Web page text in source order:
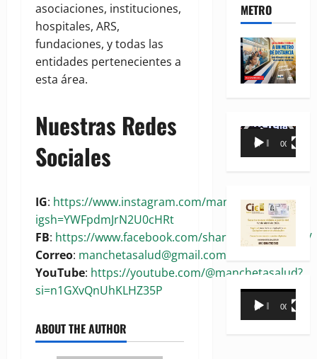
asociaciones, instituciones,
hospitales, ARS,
fundaciones, y todas las
entidades pertenecientes a
esta área.
Nuestras Redes
Sociales
IG: https://www.instagram.com/manchetasalud?
igsh=YWFpdmJrN2U0cHRt
FB: https://www.facebook.com/share/1BoaKRywuG/
Correo: manchetasalud@gmail.com
YouTube: https://youtube.com/@manchetasalud?
si=n1GXvQnUhKLHZ35P
ABOUT THE AUTHOR
METRO
Reproductor
00:00 00:35
Reproductor
00:00 00:31